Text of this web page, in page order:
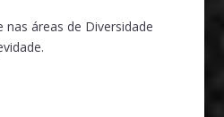
áreas de Diversidade